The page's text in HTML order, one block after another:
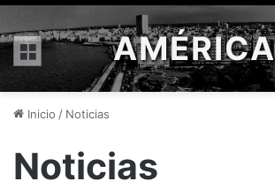
Menú
Inicio / Noticias
Noticias